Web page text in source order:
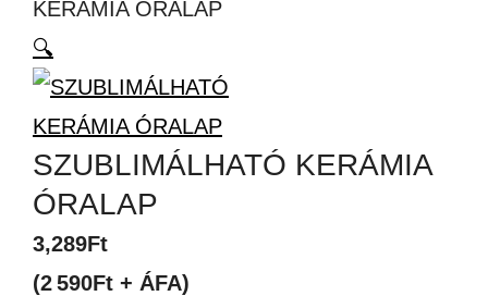
KERÁMIA ÓRALAP
🔍
SZUBLIMÁLHATÓ KERÁMIA
ÓRALAP
3,289Ft
(2 590Ft + ÁFA)